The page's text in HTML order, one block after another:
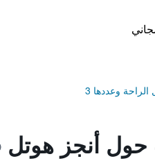
وعددها 3
حول أنجز هوتل